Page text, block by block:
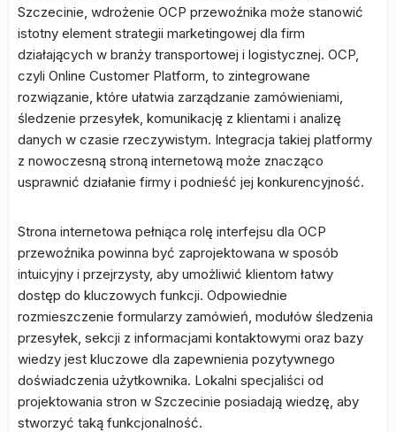
Szczecinie, wdrożenie OCP przewoźnika może stanowić
istotny element strategii marketingowej dla firm
działających w branży transportowej i logistycznej. OCP,
czyli Online Customer Platform, to zintegrowane
rozwiązanie, które ułatwia zarządzanie zamówieniami,
śledzenie przesyłek, komunikację z klientami i analizę
danych w czasie rzeczywistym. Integracja takiej platformy
z nowoczesną stroną internetową może znacząco
usprawnić działanie firmy i podnieść jej konkurencyjność.
Strona internetowa pełniąca rolę interfejsu dla OCP
przewoźnika powinna być zaprojektowana w sposób
intuicyjny i przejrzysty, aby umożliwić klientom łatwy
dostęp do kluczowych funkcji. Odpowiednie
rozmieszczenie formularzy zamówień, modułów śledzenia
przesyłek, sekcji z informacjami kontaktowymi oraz bazy
wiedzy jest kluczowe dla zapewnienia pozytywnego
doświadczenia użytkownika. Lokalni specjaliści od
projektowania stron w Szczecinie posiadają wiedzę, aby
stworzyć taką funkcjonalność.